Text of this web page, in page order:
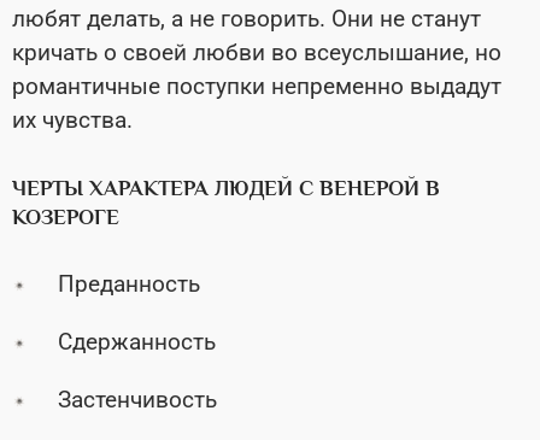
любят делать, а не говорить. Они не станут
кричать о своей любви во всеуслышание, но
романтичные поступки непременно выдадут
их чувства.
ЧЕРТЫ ХАРАКТЕРА ЛЮДЕЙ С ВЕНЕРОЙ В
КОЗЕРОГЕ
Преданность
Сдержанность
Застенчивость